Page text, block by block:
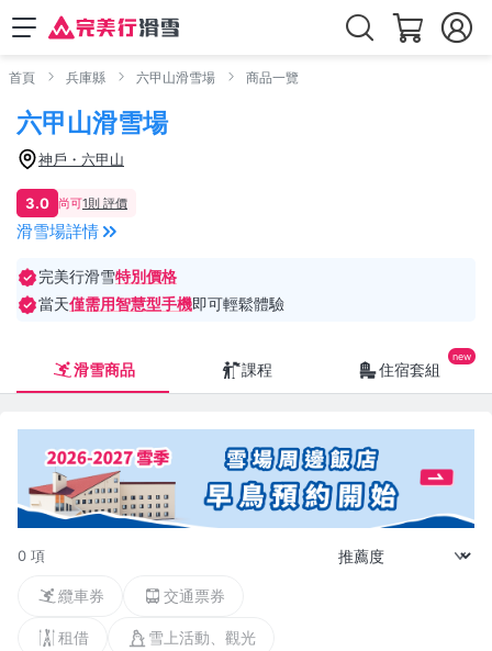
首頁 兵庫縣 六甲山滑雪場 商品一覽
六甲山滑雪場
神戶・六甲山
3.0 尚可1則 評價
滑雪場詳情
完美行滑雪特別價格
當天僅需用智慧型手機即可輕鬆體驗
滑雪商品 課程 住宿套組
0 項
纜車券 交通票券
租借 雪上活動、觀光